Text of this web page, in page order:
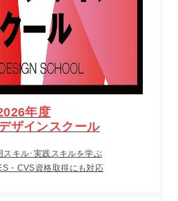
年度
ザインスクール
スキル･実践スキルを学ぶ
・CVS資格取得にも対応